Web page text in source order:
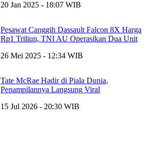
20 Jan 2025 - 18:07 WIB
Pesawat Canggih Dassault Falcon 8X Harga
Rp1 Triliun, TNI AU Operasikan Dua Unit
26 Mei 2025 - 12:34 WIB
Tate McRae Hadir di Piala Dunia,
Penampilannya Langsung Viral
15 Jul 2026 - 20:30 WIB